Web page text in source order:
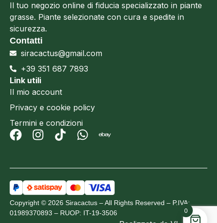
Il tuo negozio online di fiducia specializzato in piante
grasse. Piante selezionate con cura e spedite in
sicurezza.
Contatti
siracactus@gmail.com
+39 351 687 7893
Link utili
Il mio account
Privacy e cookie policy
Termini e condizioni
Copyright © 2026 Siracactus – All Rights Reserved – P.IVA:
01989370893 – RUOP: IT-19-3506
0